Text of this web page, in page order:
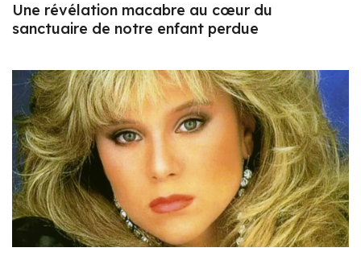
Une révélation macabre au cœur du
sanctuaire de notre enfant perdue